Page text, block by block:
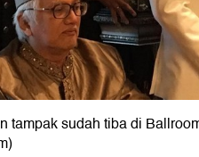
tampak sudah tiba di